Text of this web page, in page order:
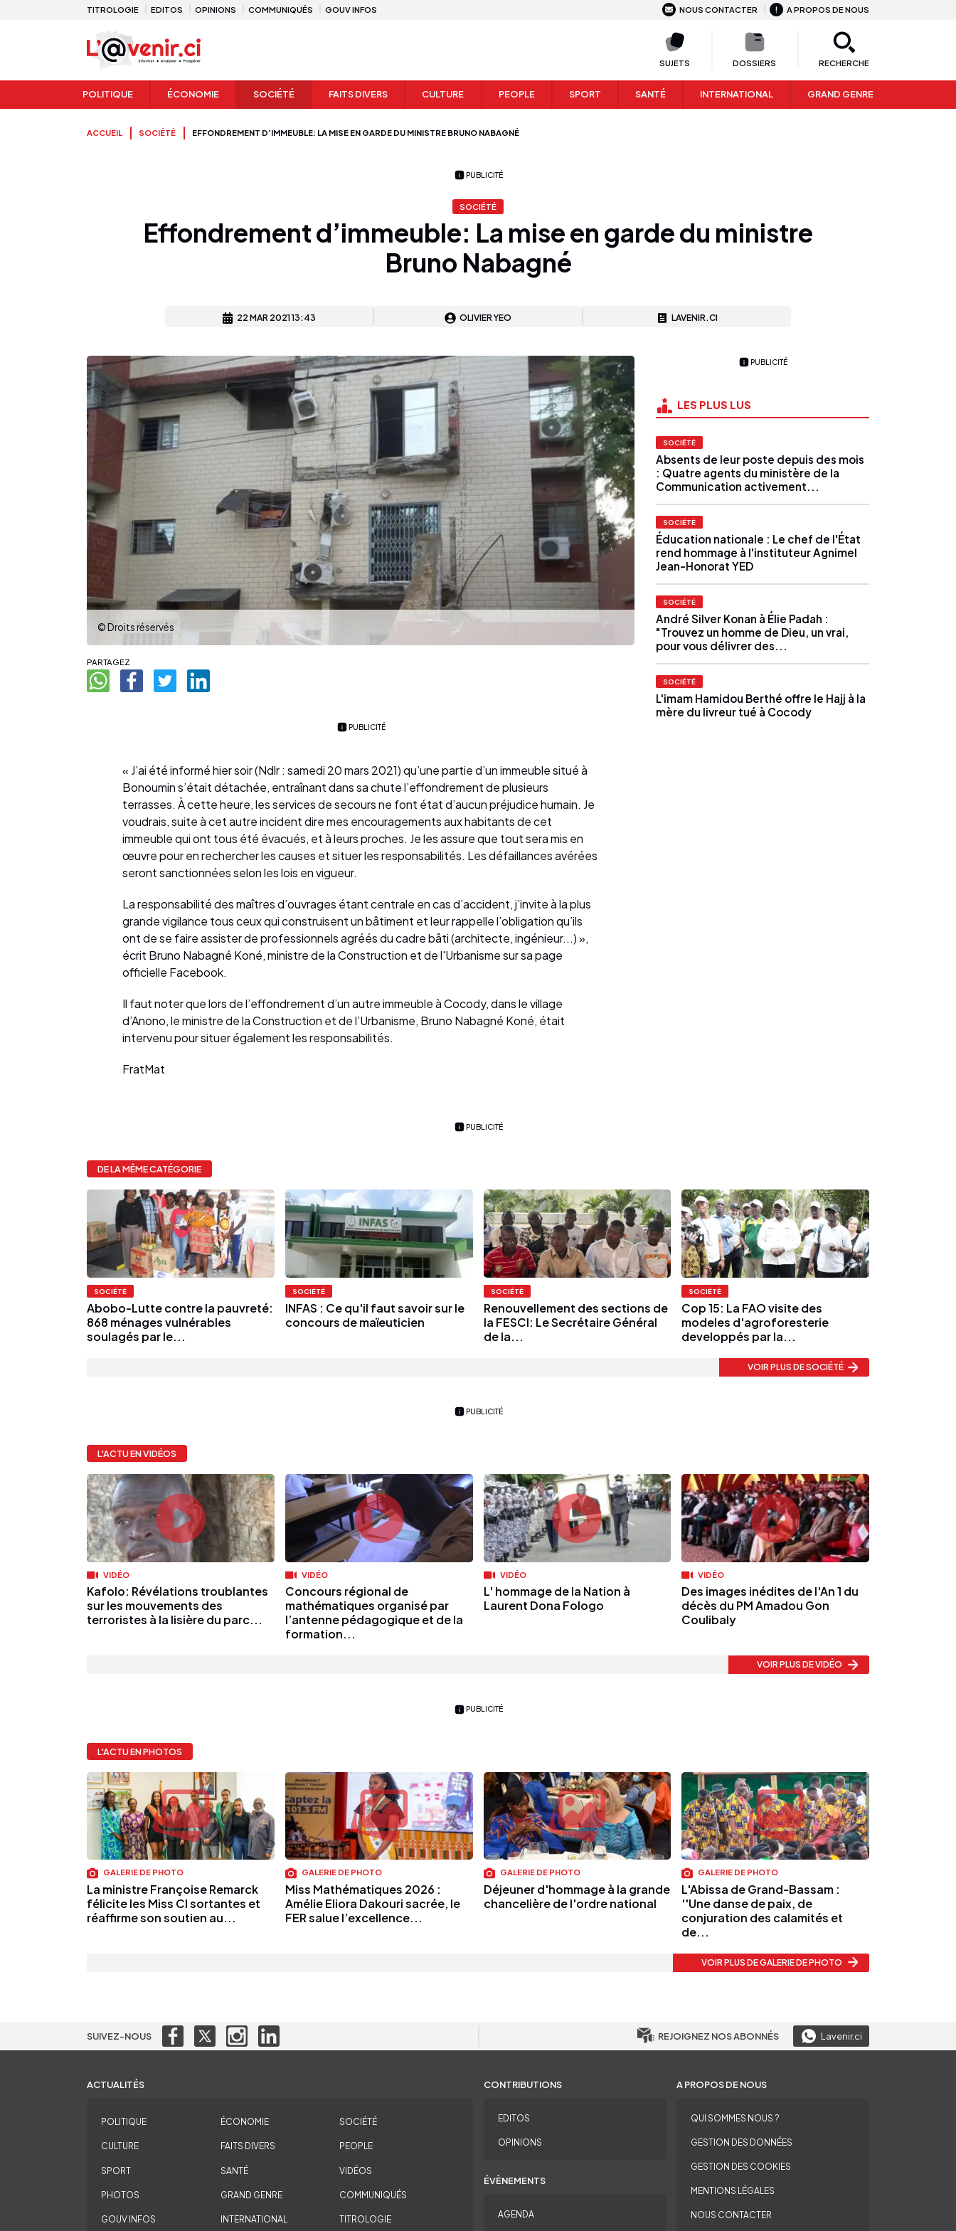
TITROLOGIE EDITOS OPINIONS COMMUNIQUÉS GOUV INFOS NOUS CONTACTER A PROPOS DE NOUS
SUJETS DOSSIERS RECHERCHE
POLITIQUE ÉCONOMIE SOCIÉTÉ FAITS DIVERS CULTURE PEOPLE SPORT SANTÉ INTERNATIONAL GRAND GENRE
ACCUEIL SOCIÉTÉ EFFONDREMENT D’IMMEUBLE: LA MISE EN GARDE DU MINISTRE BRUNO NABAGNÉ
PUBLICITÉ
SOCIÉTÉ
Effondrement d’immeuble: La mise en garde du ministre
Bruno Nabagné
22 MAR 2021 13:43 OLIVIER YEO LAVENIR.CI
© Droits réservés
PARTAGEZ
PUBLICITÉ
« J’ai été informé hier soir (Ndlr : samedi 20 mars 2021) qu’une partie d’un immeuble situé à
Bonoumin s’était détachée, entraînant dans sa chute l’effondrement de plusieurs
terrasses. À cette heure, les services de secours ne font état d’aucun préjudice humain. Je
voudrais, suite à cet autre incident dire mes encouragements aux habitants de cet
immeuble qui ont tous été évacués, et à leurs proches. Je les assure que tout sera mis en
œuvre pour en rechercher les causes et situer les responsabilités. Les défaillances avérées
seront sanctionnées selon les lois en vigueur.
La responsabilité des maîtres d’ouvrages étant centrale en cas d’accident, j’invite à la plus
grande vigilance tous ceux qui construisent un bâtiment et leur rappelle l’obligation qu’ils
ont de se faire assister de professionnels agréés du cadre bâti (architecte, ingénieur...) »,
écrit Bruno Nabagné Koné, ministre de la Construction et de l'Urbanisme sur sa page
officielle Facebook.
Il faut noter que lors de l’effondrement d’un autre immeuble à Cocody, dans le village
d’Anono, le ministre de la Construction et de l’Urbanisme, Bruno Nabagné Koné, était
intervenu pour situer également les responsabilités.
FratMat
PUBLICITÉ
LES PLUS LUS
SOCIÉTÉ
Absents de leur poste depuis des mois
: Quatre agents du ministère de la
Communication activement...
SOCIÉTÉ
Éducation nationale : Le chef de l'État
rend hommage à l'instituteur Agnimel
Jean-Honorat YED
SOCIÉTÉ
André Silver Konan à Élie Padah :
"Trouvez un homme de Dieu, un vrai,
pour vous délivrer des...
SOCIÉTÉ
L'imam Hamidou Berthé offre le Hajj à la
mère du livreur tué à Cocody
PUBLICITÉ
DE LA MÊME CATÉGORIE
SOCIÉTÉ
Abobo-Lutte contre la pauvreté:
868 ménages vulnérables
soulagés par le...
SOCIÉTÉ
INFAS : Ce qu'il faut savoir sur le
concours de maïeuticien
SOCIÉTÉ
Renouvellement des sections de
la FESCI: Le Secrétaire Général
de la...
SOCIÉTÉ
Cop 15: La FAO visite des
modeles d'agroforesterie
developpés par la...
VOIR PLUS DE SOCIÉTÉ
PUBLICITÉ
L'ACTU EN VIDÉOS
VIDÉO
Kafolo: Révélations troublantes
sur les mouvements des
terroristes à la lisière du parc...
VIDÉO
Concours régional de
mathématiques organisé par
l’antenne pédagogique et de la
formation...
VIDÉO
L' hommage de la Nation à
Laurent Dona Fologo
VIDÉO
Des images inédites de l'An 1 du
décès du PM Amadou Gon
Coulibaly
VOIR PLUS DE VIDÉO
PUBLICITÉ
L'ACTU EN PHOTOS
GALERIE DE PHOTO
La ministre Françoise Remarck
félicite les Miss CI sortantes et
réaffirme son soutien au...
GALERIE DE PHOTO
Miss Mathématiques 2026 :
Amélie Eliora Dakouri sacrée, le
FER salue l’excellence...
GALERIE DE PHOTO
Déjeuner d'hommage à la grande
chancelière de l'ordre national
GALERIE DE PHOTO
L'Abissa de Grand-Bassam :
''Une danse de paix, de
conjuration des calamités et
de...
VOIR PLUS DE GALERIE DE PHOTO
SUIVEZ-NOUS REJOIGNEZ NOS ABONNÉS Lavenir.ci
ACTUALITÉS
POLITIQUE ÉCONOMIE SOCIÉTÉ
CULTURE FAITS DIVERS PEOPLE
SPORT SANTÉ VIDÉOS
PHOTOS GRAND GENRE COMMUNIQUÉS
GOUV INFOS INTERNATIONAL TITROLOGIE
CONTRIBUTIONS
EDITOS
OPINIONS
ÉVÈNEMENTS
AGENDA
A PROPOS DE NOUS
QUI SOMMES NOUS ?
GESTION DES DONNÉES
GESTION DES COOKIES
MENTIONS LÉGALES
NOUS CONTACTER